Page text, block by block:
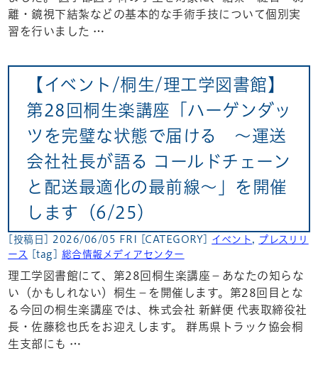
離・鏡視下結紮などの基本的な手術手技について個別実
習を行いました …
【イベント/桐生/理工学図書館】
第28回桐生楽講座「ハーゲンダッ
ツを完璧な状態で届ける ～運送
会社社長が語る コールドチェーン
と配送最適化の最前線～」を開催
します（6/25）
[投稿日] 2026/06/05 FRI [CATEGORY] イベント
プレスリリ
ース
[tag] 総合情報メディアセンター
理工学図書館にて、第28回桐生楽講座−あなたの知らな
い（かもしれない）桐生－を開催します。第28回目とな
る今回の桐生楽講座では、株式会社 新鮮便 代表取締役社
長・佐藤稔也氏をお迎えします。 群馬県トラック協会桐
生支部にも …